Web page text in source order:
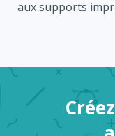
aux supports